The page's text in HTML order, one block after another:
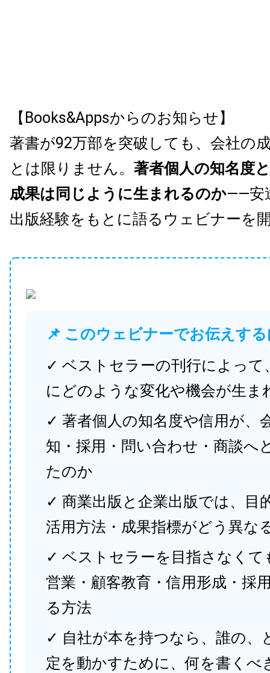
【Books&Appsからのお知らせ】
著書が92万部を突破しても、会社の
とは限りません。 著者個人の知名度
成果は同じように生まれるのか——安
出版経験をもとに語るウェビナーを
📌 このウェビナーでお伝えす
✓ ベストセラーの刊行によって
にどのような変化や機会が生ま
✓ 著者個人の知名度や信用が、
知・採用・問い合わせ・商談へ
たのか
✓ 商業出版と企業出版では、目
活用方法・成果指標がどう異な
✓ ベストセラーを目指さなくて
営業・顧客教育・信用形成・採
る方法
✓ 自社が本を持つなら、誰の、
定を動かすために、何を書くべ